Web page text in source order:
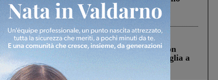
Gianni, Giulia e Franco. Lo schianto, il
processo, lo stop ai sorpassi fra tir....
Cronaca 3 Agosto 2026
Scomparso da una struttura di Castiglion
Fiorentino l’uomo che aveva ucciso la figlia a
Levane nel 2020